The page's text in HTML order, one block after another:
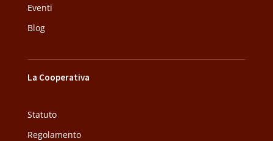
Eventi
Blog
La Cooperativa
Statuto
Regolamento